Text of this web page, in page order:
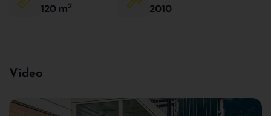
120 m2
2010
Video